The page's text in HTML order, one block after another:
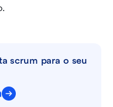
scrum para o seu